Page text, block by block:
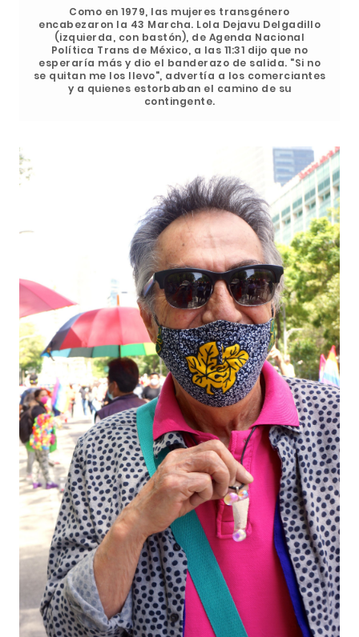
Como en 1979, las mujeres transgénero
encabezaron la 43 Marcha. Lola Dejavu Delgadillo
(izquierda, con bastón), de Agenda Nacional
Política Trans de México, a las 11:31 dijo que no
esperaría más y dio el banderazo de salida. "Si no
se quitan me los llevo", advertía a los comerciantes
y a quienes estorbaban el camino de su
contingente.